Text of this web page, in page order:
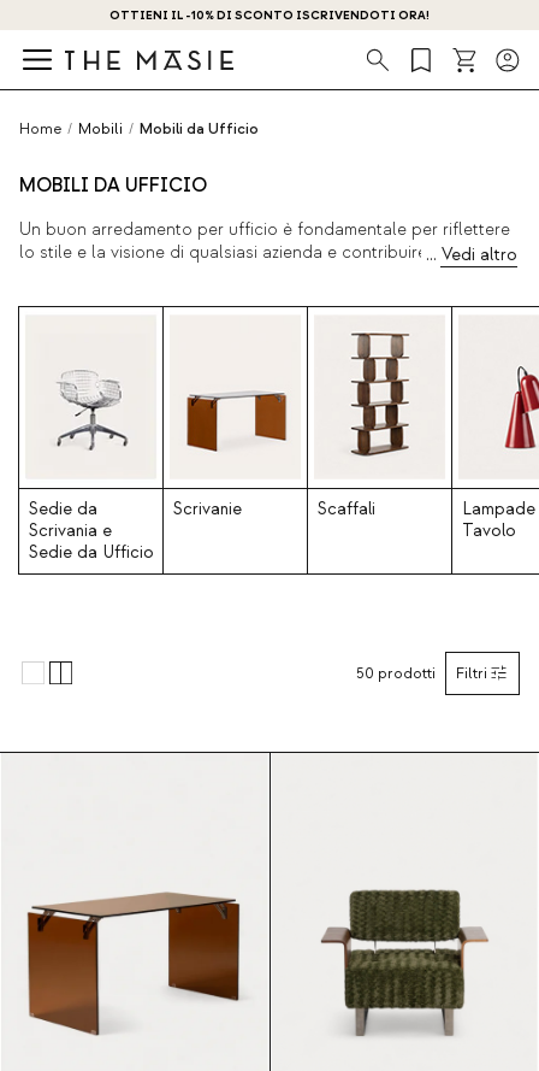
OTTIENI IL -10% DI SCONTO ISCRIVENDOTI ORA!
Ricerca
Home / Mobili / Mobili da Ufficio
MOBILI DA UFFICIO
Un buon arredamento per ufficio è fondamentale per riflettere
lo stile e la visione di qualsiasi azienda e contribuire a rendere
riferimento da seguire sul mercato, amerete i mobili per ufficio
, scaffali originali o contenitori di
qualità, abbiamo tutto ciò che vi serve per portare la vostra
azienda a un livello superiore. Scoprite i nostri ultimi prodotti
qui sotto.
Sedie da
Scrivania e
Sedie da Ufficio
Scrivanie Scaffali
Tavolo
Filtri
50 prodotti